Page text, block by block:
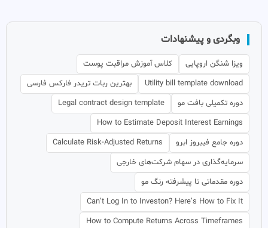
وبگردی و پیشنهادات
ویزا شنگن اروپایی
کلاس آموزش مراقبت پوست
Utility bill template download
بهترین ربات تریدر فارکس فارسی
دوره تکمیلی بافت مو
Legal contract design template
How to Estimate Deposit Interest Earnings
دوره جامع فیبروز ابرو
Calculate Risk-Adjusted Returns
سرمایه‌گذاری در سهام شرکت‌های خارجی
دوره مقدماتی تا پیشرفته رنگ مو
Can’t Log In to Investon? Here’s How to Fix It
How to Compute Returns Across Timeframes